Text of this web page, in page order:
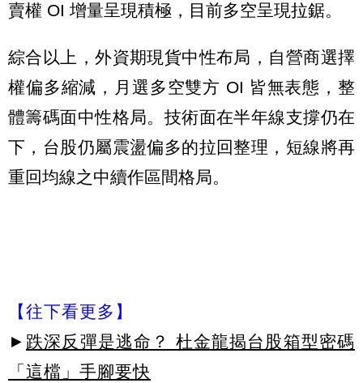
賣權 OI 增量呈現積極，目前多空呈現拉鋸。
綜合以上，外資期現貨中性布局，自營商選擇
權偏多縮減，月選多空雙方 OI 皆無表態，整
體籌碼面中性格局。技術面在半年線支撐仍在
下，台股仍屬震盪偏多的拉回整理，短線將再
重回均線之中續作區間格局。
【往下看更多】
► 跌深反彈是逃命？ 杜金龍揭台股箱型密碼
「這檔」手腳要快